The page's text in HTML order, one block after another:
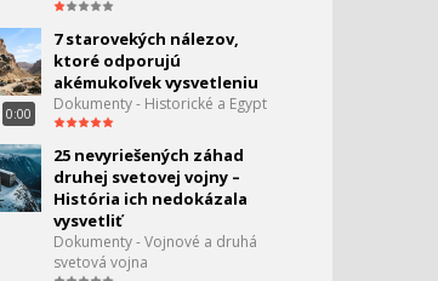
0:00
7 starovekých nálezov,
ktoré odporujú
akémukoľvek vysvetleniu
Dokumenty - Historické a Egypt
25 nevyriešených záhad
druhej svetovej vojny –
História ich nedokázala
vysvetliť
Dokumenty - Vojnové a druhá
svetová vojna